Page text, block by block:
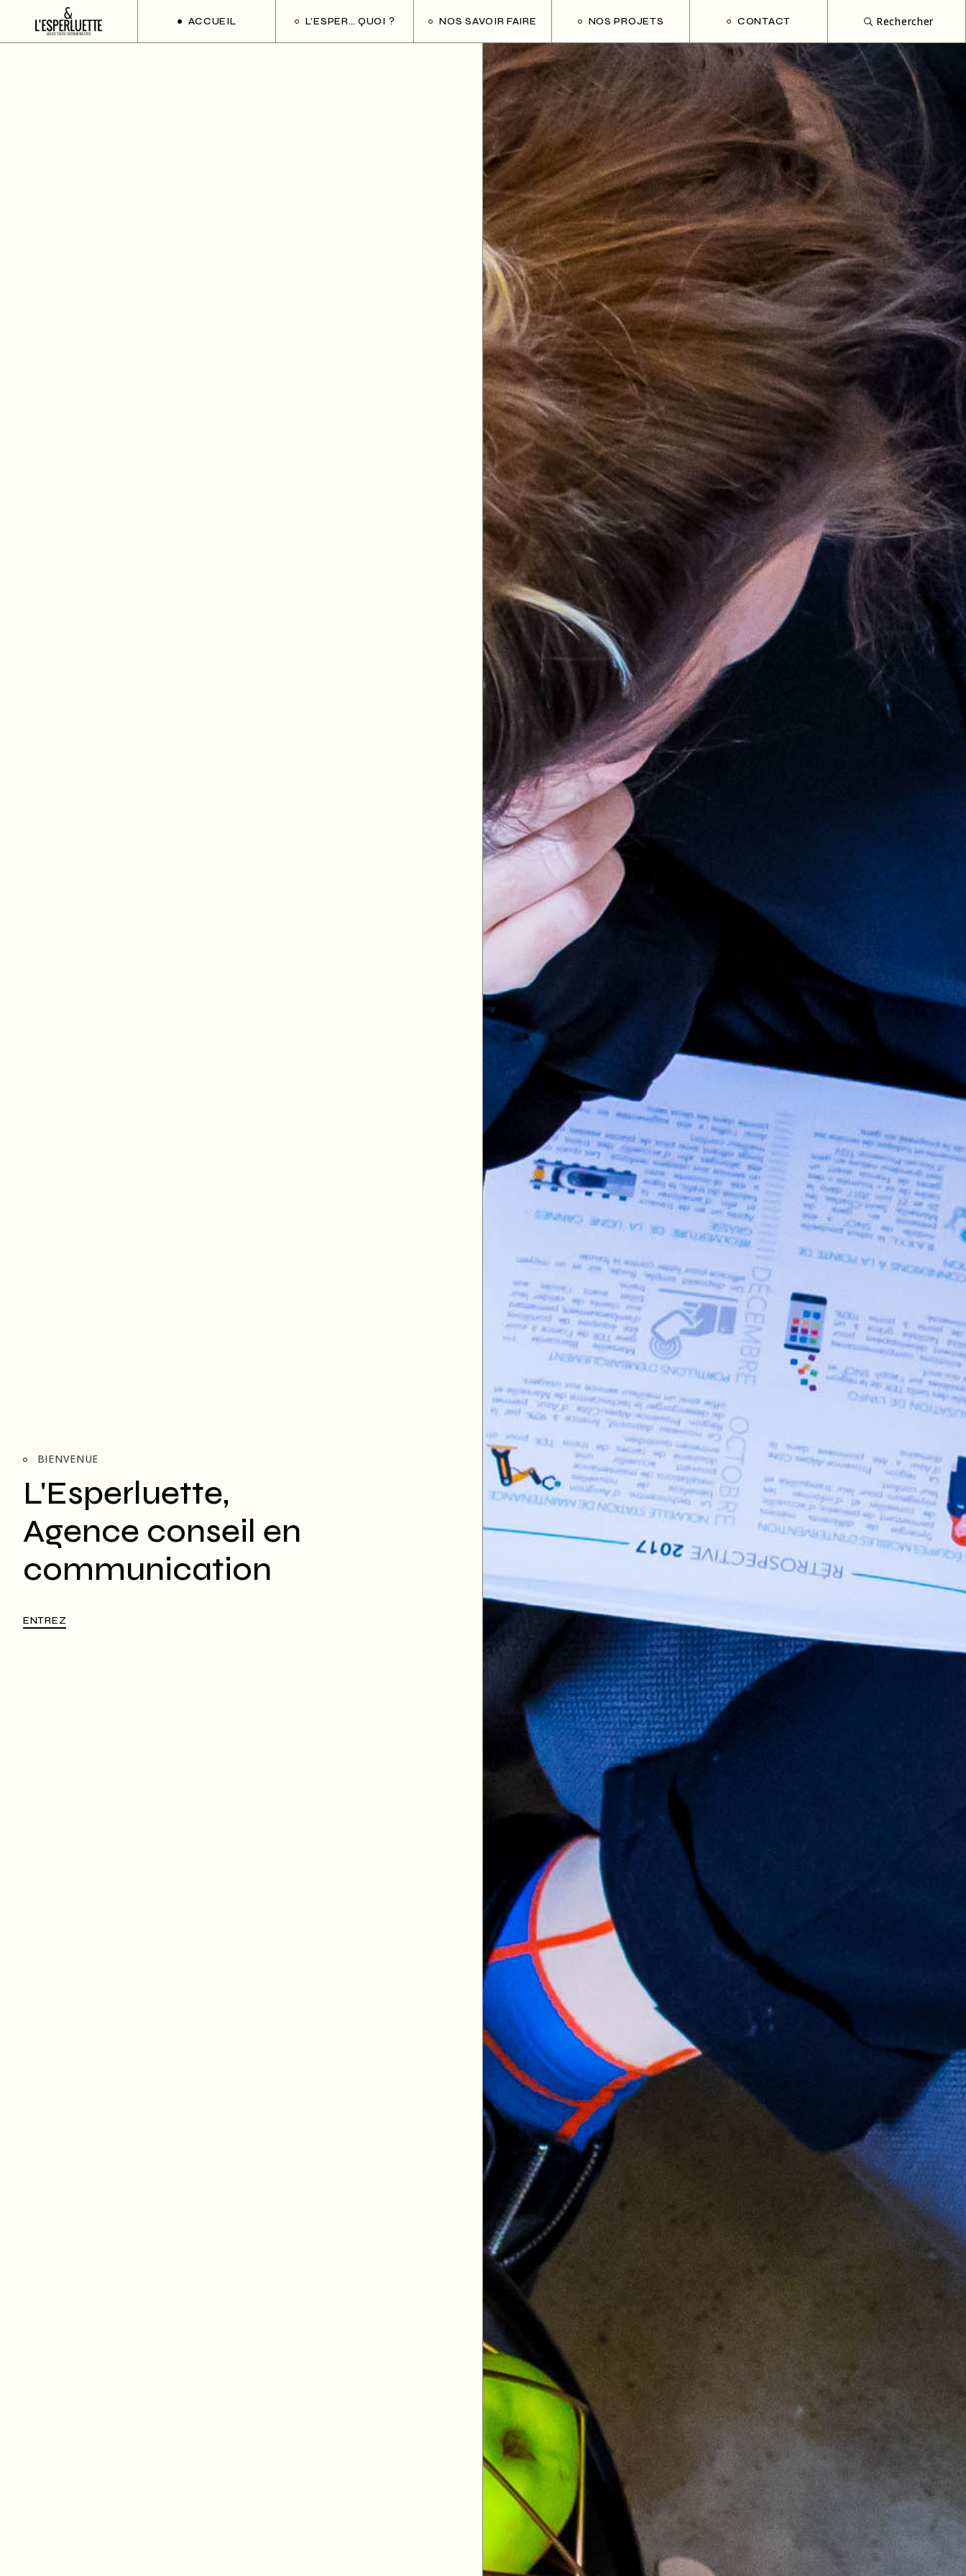
ACCUEIL L’ESPER… QUOI ? NOS SAVOIR FAIRE NOS PROJETS CONTACT Rechercher
BIENVENUE
L'Esperluette,
Agence conseil en
communication
ENTREZ